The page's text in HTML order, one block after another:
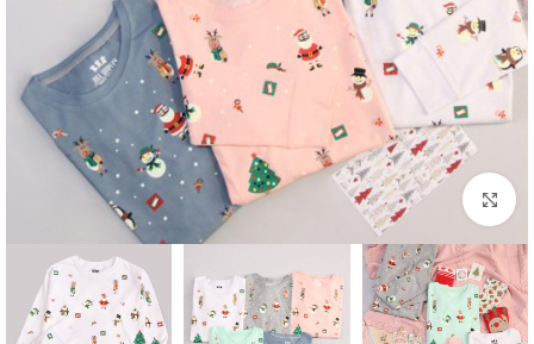
برای بزرگنمایی کلیک کنید